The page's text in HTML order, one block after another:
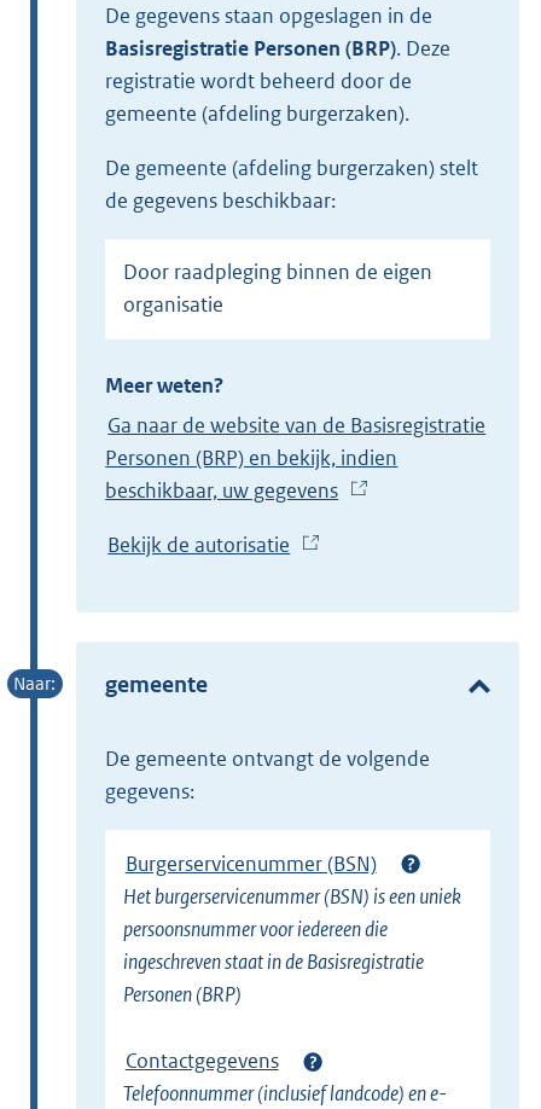
De gegevens staan opgeslagen in de
Basisregistratie Personen (BRP). Deze
registratie wordt beheerd door de
gemeente (afdeling burgerzaken).
de gemeente (afdeling burgerzaken) stelt
de gegevens beschikbaar:
Door raadpleging binnen de eigen
organisatie
Meer weten?
Ga naar de website van de Basisregistratie
Personen (BRP) en bekijk, indien
beschikbaar, uw gegevens
e
l
)
Bekijk de autorisatie
x
t
e
i
n
k
)
gemeente
de gemeente ontvangt de volgende
gegevens:
Burgerservicenummer (BSN)
Het burgerservicenummer (BSN) is een uniek
persoonsnummer voor iedereen die
ingeschreven staat in de Basisregistratie
Personen (BRP)
Contactgegevens
Telefoonnummer (inclusief landcode) en e-